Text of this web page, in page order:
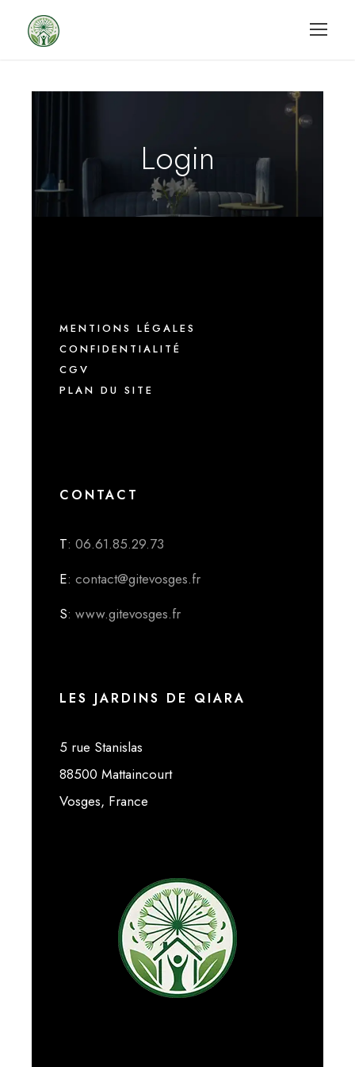
Login
MENTIONS LÉGALES
CONFIDENTIALITÉ
CGV
PLAN DU SITE
CONTACT
T: 06.61.85.29.73
E: contact@gitevosges.fr
S: www.gitevosges.fr
LES JARDINS DE QIARA
5 rue Stanislas
88500 Mattaincourt
Vosges, France